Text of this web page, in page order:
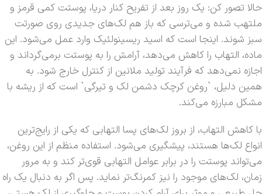
حالا تصور کن: یک روز بعد از تفریح کنار دریا، پوستت کمی قرمز و
ملتهب شده و می‌ترسی که باز هم لک‌های جدیدی روی صورتت
سبز شوند. اینجا است که اسید ریسینولئیک وارد عمل می‌شود. این
ماده، التهاب را کاهش می‌دهد، آرامش را به پوستت برمی‌گرداند و
اجازه نمی‌دهد که فرآیند تولید ملانین از کنترل خارج شود. به
همین دلیل، `روغن کرچک دشمن لک و تیرگی` است که از ریشه با
مشکل مبارزه می‌کند.
با کاهش التهاب، از بروز لک‌های پسا التهابی که یکی از رایج‌ترین
انواع لک‌ها هستند، پیشگیری می‌شود. استفاده منظم از این روغن،
می‌تواند پوستت را در برابر عوامل التهابی قوی‌تر کند و به مرور
زمان، لک‌های موجود را نیز کمرنگ‌تر نماید. پس اگر به دنبال یک راه